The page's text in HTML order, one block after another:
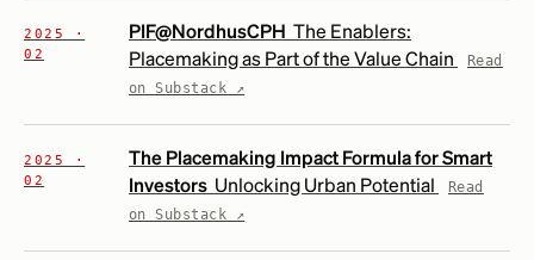
2025 ·
02
PIF@NordhusCPH
The Enablers:
Placemaking as Part of the Value Chain
Read
on Substack ↗
2025 ·
02
The Placemaking Impact Formula for Smart
Investors Unlocking Urban Potential
Read
on Substack ↗